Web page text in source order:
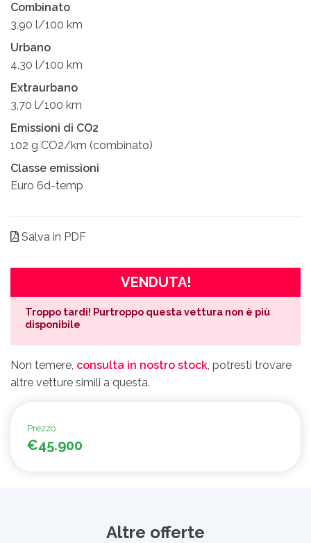
Combinato
3,90 l/100 km
Urbano
4,30 l/100 km
Extraurbano
3,70 l/100 km
Emissioni di CO2
102 g CO2/km (combinato)
Classe emissioni
Euro 6d-temp
Salva in PDF
VENDUTA!
Troppo tardi! Purtroppo questa vettura non è più
disponibile
Non temere, consulta in nostro stock, potresti trovare
altre vetture simili a questa.
Prezzo
€45.900
Altre offerte